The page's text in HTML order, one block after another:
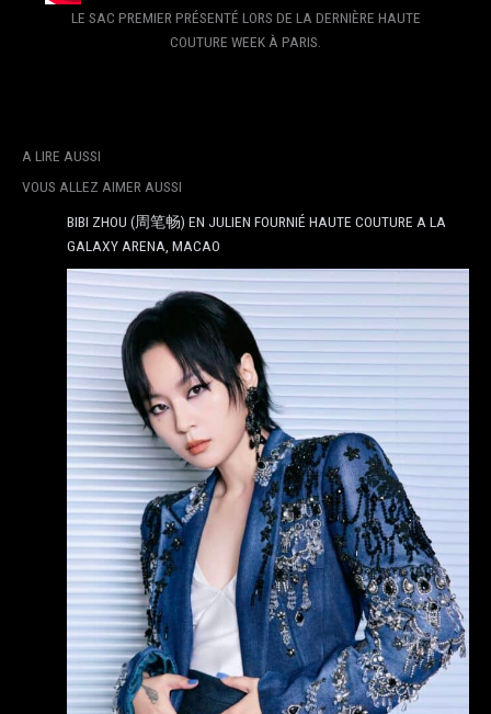
LE SAC PREMIER PRÉSENTÉ LORS DE LA DERNIÈRE HAUTE
COUTURE WEEK À PARIS.
A LIRE AUSSI
VOUS ALLEZ AIMER AUSSI
BIBI ZHOU (周笔畅) EN JULIEN FOURNIÉ HAUTE COUTURE A LA
GALAXY ARENA, MACAO